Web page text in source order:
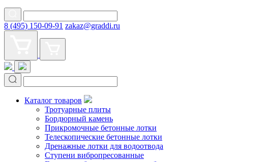
8 (495) 150-09-91 zakaz@graddi.ru
Каталог товаров
Тротуарные плиты
Бордюрный камень
Прикромочные бетонные лотки
Телескопические бетонные лотки
Дренажные лотки для водоотвода
Ступени вибропресованные